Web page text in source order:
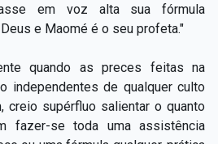
em voz alta sua fórmula
e Maomé é o seu profeta."
quando as preces feitas na
independentes de qualquer culto
creio supérfluo salientar o quanto
fazer-se toda uma assistência